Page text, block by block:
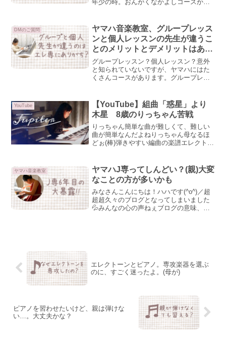
年少の時。おんがくなかよしコースから
好きな3歳。イメージを広げながら音楽と
ふれあい豊かな表現力...
DMのご質問
ヤマハ音楽教室、グループレッス
ンと個人レッスンの先生が違うこ
とのメリットとデメリットはある
の？
グループレッスン？個人レッスン？意外
と知られていないですが、ヤマハにはた
くさんコースがあります。グループレッ
す。個人レッスン…先生と1対1でレッス
ンを受けます。通うコース...
YouTube
【YouTube】組曲「惑星」より
木星 8歳のりっちゃん苦戦
りっちゃん簡単な曲が難しくて、難しい
曲が簡単なんだよねりっちゃん母なるほ
どぉ(棒)弾きやすい編曲の楽譜エレクトー
ます。ぷりんと楽譜でその説明がされて
いるのを見つけました...
ヤマハ音楽教室
ヤマハJ専ってしんどい？(親)大変
なことの方が多いかも
みなさんこんにちは！ハハです(^o^)／超
超超久々のブログとなってしまいました
💦みんなの心の声ねぇブログの意味、あ
エレクトーンとピアノ。専攻楽器を選ぶ
のに、すごく迷ったよ。(母が)
ピアノを習わせたいけど、親は弾けな
い…。大丈夫かな？